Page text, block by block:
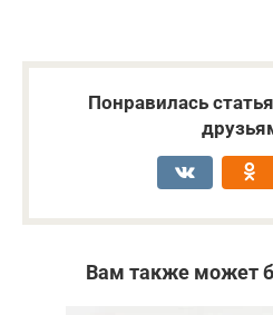
Понравилась
Вам также может